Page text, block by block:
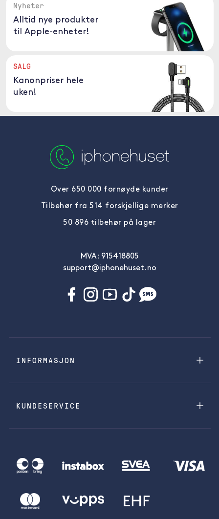
Nyheter
Alltid nye produkter
til Apple-enheter!
SALG
Kanonpriser hele
uken!
Over 650 000 fornøyde kunder
Tilbehør fra 514 forskjellige merker
50 896 tilbehør på lager
MVA: 915418805
support@iphonehuset.no
INFORMASJON
KUNDESERVICE